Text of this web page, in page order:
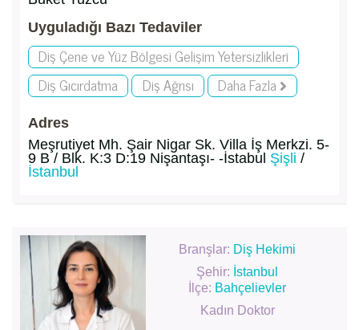
Uyguladığı Bazı Tedaviler
Diş Çene ve Yüz Bölgesi Gelişim Yetersizlikleri
Diş Gıcırdatma
Diş Ağrısı Daha Fazla
Adres
Meşrutiyet Mh. Şair Nigar Sk. Villa İş Merkzi. 5-
9 B / Blk. K:3 D:19 Nişantaşı- -İstabul Şişli /
İstanbul
Branşlar: Diş Hekimi
Şehir: İstanbul
İlçe: Bahçelievler
Kadın Doktor